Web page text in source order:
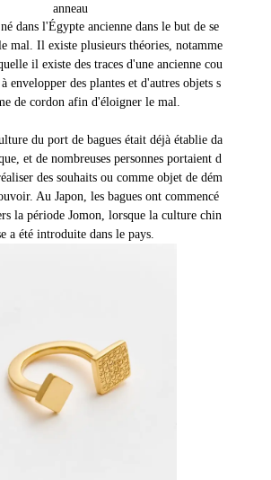
anneau
dans l'Égypte ancienne dans le but de se
mal. Il existe plusieurs théories, notamme
il existe des traces d'une ancienne cou
envelopper des plantes et d'autres objets s
de cordon afin d'éloigner le mal.
du port de bagues était déjà établie da
et de nombreuses personnes portaient d
des souhaits ou comme objet de dém
Au Japon, les bagues ont commencé
la période Jomon, lorsque la culture chin
a été introduite dans le pays.